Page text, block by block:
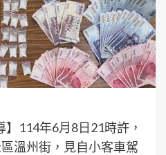
】114年6月8日21時許，
溫州街，見自小客車駕